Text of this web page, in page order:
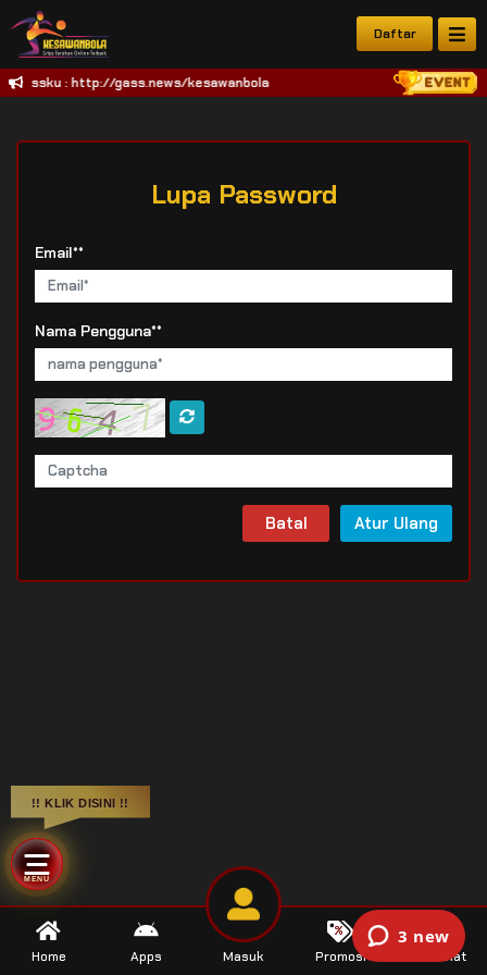
Daftar
Bossku : http://gass.news/kesawanbola
Lupa Password
Email**
Nama Pengguna**
Batal Atur Ulang
Home Apps Masuk Promosi Live Chat
!! KLIK DISINI !!